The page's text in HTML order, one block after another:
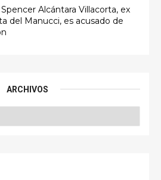
Alcántara Villacorta, ex
del Manucci, es acusado de
ARCHIVOS